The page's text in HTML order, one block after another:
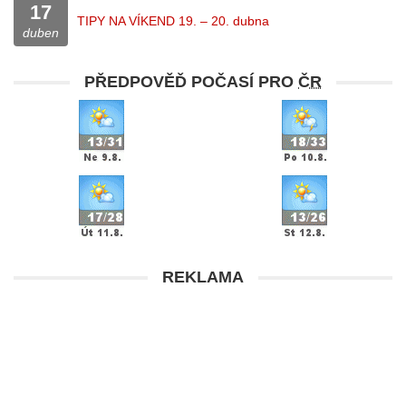
17
duben
TIPY NA VÍKEND 19. – 20. dubna
PŘEDPOVĚĎ POČASÍ PRO ČR
REKLAMA